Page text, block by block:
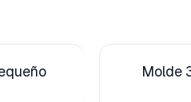
Molde